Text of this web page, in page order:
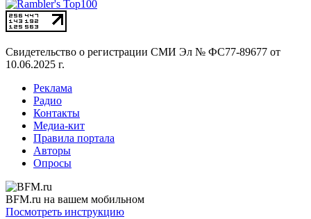
Свидетельство о регистрации СМИ Эл № ФС77-89677 от
10.06.2025 г.
Реклама
Радио
Контакты
Медиа-кит
Правила портала
Авторы
Опросы
BFM.ru на вашем мобильном
Посмотреть инструкцию